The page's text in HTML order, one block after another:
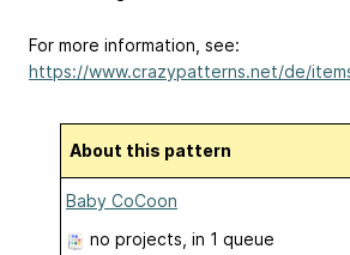
For more information, see:
https://www.crazypatterns.net/de/
About this pattern
Baby CoCoon
no projects , in 1 queue